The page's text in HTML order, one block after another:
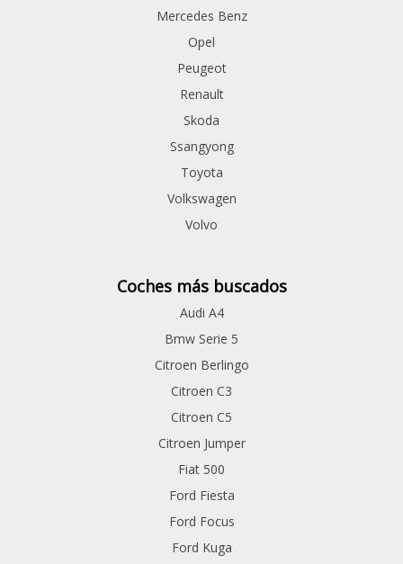
Mercedes Benz
Opel
Peugeot
Renault
Skoda
Ssangyong
Toyota
Volkswagen
Volvo
Coches más buscados
Audi A4
Bmw Serie 5
Citroen Berlingo
Citroen C3
Citroen C5
Citroen Jumper
Fiat 500
Ford Fiesta
Ford Focus
Ford Kuga